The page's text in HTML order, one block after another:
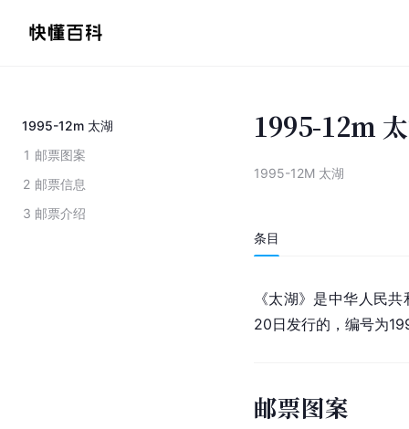
1995-12m 太湖
1 邮票图案
2 邮票信息
3 邮票介绍
1995-12m
1995-12M 太湖
条目
《太湖》是中华人民
20日发行的，编号为
邮票图案